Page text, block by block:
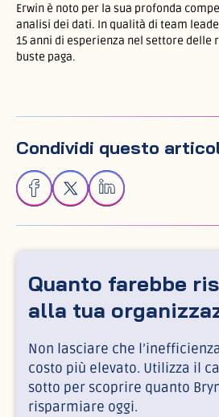
Erwin è noto per la sua profonda
analisi dei dati. In qualità di team
15 anni di esperienza nel settore delle
buste paga.
Condividi questo
Quanto farebbe
alla tua
Non lasciare che
costo più elevato. Utilizza il
sotto per scoprire quanto
risparmiare oggi.